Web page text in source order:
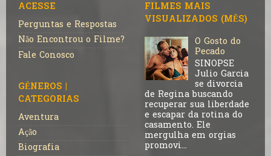
ACESSE
Perguntas e Respostas
Não Encontrou o Filme?
Fale Conosco
GÊNEROS |
CATEGORIAS
Aventura
Ação
Biografia
FILMES MAIS
VISUALIZADOS (MÊS)
O Gosto do
Pecado
SINOPSE
Julio Garcia
se divorcia
de Regina buscando
recuperar sua liberdade
e escapar da rotina do
casamento. Ele
mergulha em orgias
promovi...